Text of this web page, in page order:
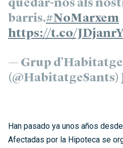
quedar-nos als
barris.#NoMarxem
https://t.co/
— Grup d’Habitatge
(@HabitatgeSants)
Han pasado ya unos años
Afectadas por la Hipoteca se